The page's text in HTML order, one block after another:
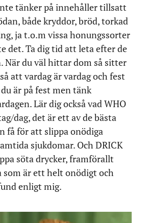
tänker på innehåller tillsatt
både kryddor, bröd, torkad
ja t.o.m vissa honungssorter
det. Ta dig tid att leta efter de
När du väl hittar dom så sitter
att vardag är vardag och fest
är på fest men tänk
Lär dig också vad WHO
dag, det är ett av de bästa
få för att slippa onödiga
sjukdomar. Och DRICK
söta drycker, framförallt
som är ett helt onödigt och
enligt mig.